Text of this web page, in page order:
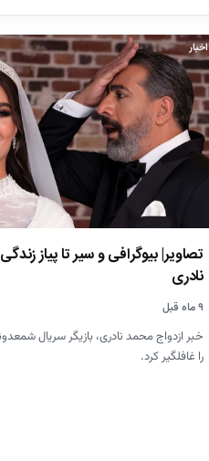
اخبار
تصاویر| بیوگرافی و سیر تا پیاز
نادری
۹ ماه قبل
خبر ازدواج محمد نادری، بازیگر سریال
را غافلگیر کرد.